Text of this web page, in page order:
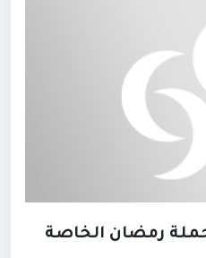
رمضان الخاصة